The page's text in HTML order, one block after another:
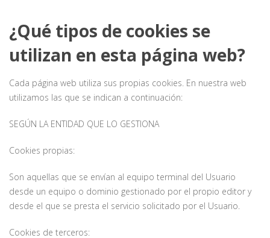
¿Qué tipos de cookies se
utilizan en esta página web?
Cada página web utiliza sus propias cookies. En nuestra web
utilizamos las que se indican a continuación:
SEGÚN LA ENTIDAD QUE LO GESTIONA
Cookies propias:
Son aquellas que se envían al equipo terminal del Usuario
desde un equipo o dominio gestionado por el propio editor y
desde el que se presta el servicio solicitado por el Usuario.
Cookies de terceros: